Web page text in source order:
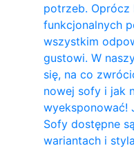
potrzeb.
funkcjonalnych
wszystkim
gustowi. W
się, na co
nowej sofy i jak
wyeksponować!
Sofy dostępne
wariantach i